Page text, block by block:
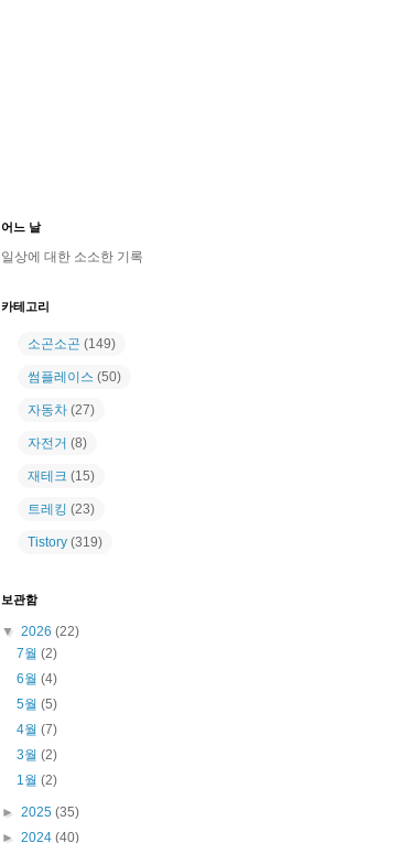
어느 날
일상에 대한 소소한 기록
카테고리
소곤소곤 (149)
썸플레이스 (50)
자동차 (27)
자전거 (8)
재테크 (15)
트레킹 (23)
Tistory (319)
보관함
▼ 2026 (22)
7월(2)
6월(4)
5월(5)
4월(7)
3월(2)
1월(2)
► 2025 (35)
► 2024 (40)